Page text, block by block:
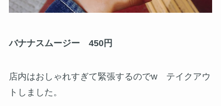
バナナスムージー 450円
店内はおしゃれすぎて緊張するのでw テイクアウ
トしました。